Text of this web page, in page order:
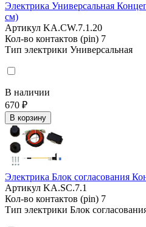
Электрика Универсальная
см)
Артикул KA.CW.7.1.20
Кол-во контактов (pin) 7
Тип электрики Универсальная
В наличии
670 ₽
В корзину
Электрика Блок согласования
Артикул KA.SC.7.1
Кол-во контактов (pin) 7
Тип электрики Блок